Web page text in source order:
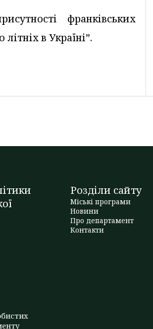
франківських
в Україні”.
Розділи сайту
Міські програми
Новини
Про департамент
Контакти